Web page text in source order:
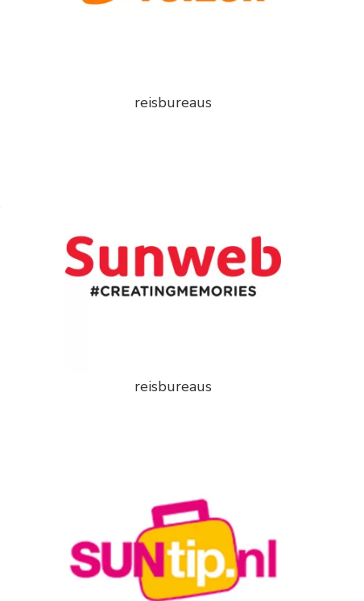
reisbureaus
reisbureaus